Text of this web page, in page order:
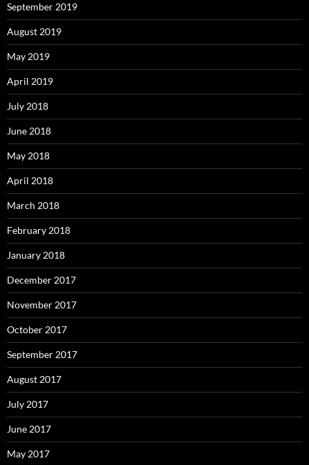
September 2019
August 2019
May 2019
April 2019
July 2018
June 2018
May 2018
April 2018
March 2018
February 2018
January 2018
December 2017
November 2017
October 2017
September 2017
August 2017
July 2017
June 2017
May 2017